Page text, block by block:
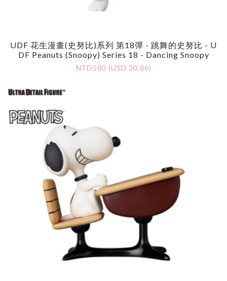
UDF 花生漫畫(史努比)系列 第18彈 - 跳舞的史努比 - U
DF Peanuts (Snoopy) Series 18 - Dancing Snoopy
NTD580 (USD 20.86)